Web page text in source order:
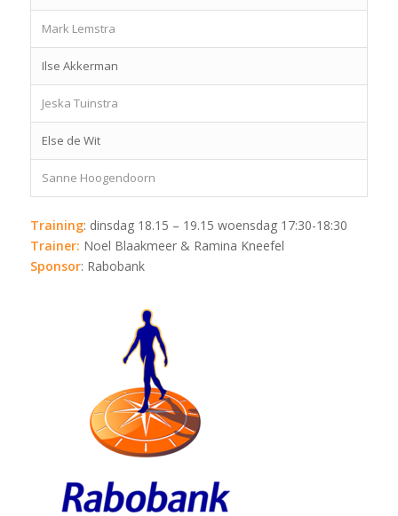
Mark Lemstra
Ilse Akkerman
Jeska Tuinstra
Else de Wit
Sanne Hoogendoorn
Training: dinsdag 18.15 – 19.15 woensdag 17:30-18:30
Trainer: Noel Blaakmeer & Ramina Kneefel
Sponsor: Rabobank